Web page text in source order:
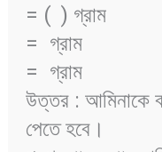
= ( ) গ্রাম
= গ্রাম
= গ্রাম
উত্তর : আমিনাকে
পেতে হবে।